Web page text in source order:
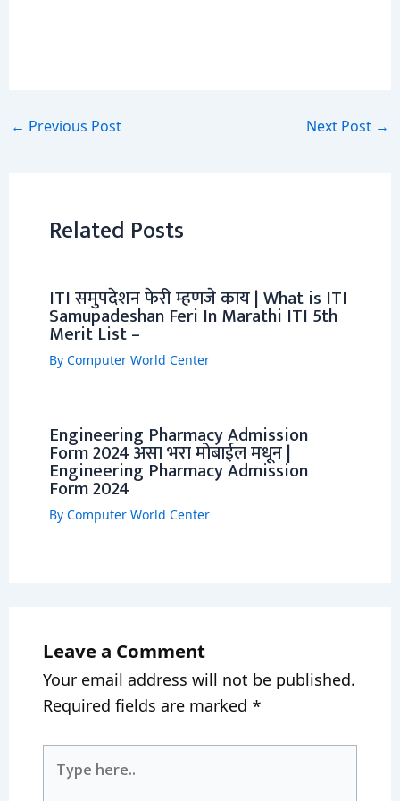
← Previous Post Next Post →
Related Posts
ITI समुपदेशन फेरी म्हणजे काय | What is ITI
Samupadeshan Feri In Marathi ITI 5th
Merit List –
By Computer World Center
Engineering Pharmacy Admission
Form 2024 असा भरा मोबाईल मधून |
Engineering Pharmacy Admission
Form 2024
By Computer World Center
Leave a Comment
Your email address will not be published.
Required fields are marked *
here..